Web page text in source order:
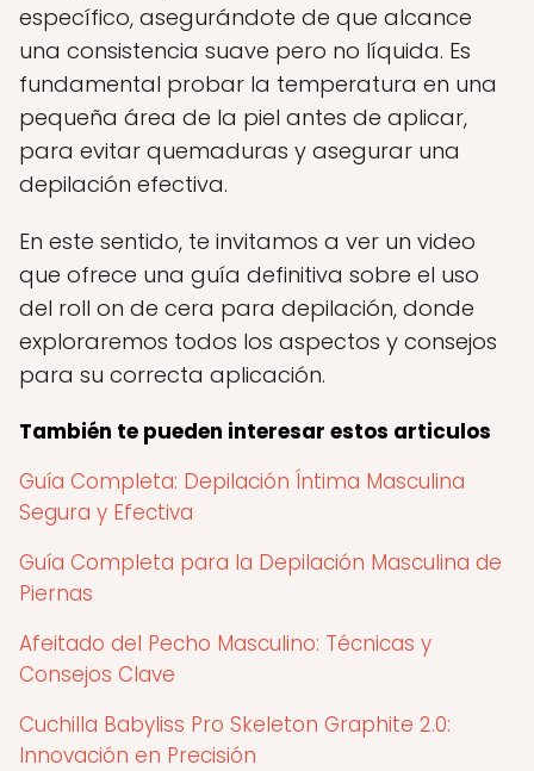
específico, asegurándote de que alcance
una consistencia suave pero no líquida. Es
fundamental probar la temperatura en una
pequeña área de la piel antes de aplicar,
para evitar quemaduras y asegurar una
depilación efectiva.
En este sentido, te invitamos a ver un video
que ofrece una guía definitiva sobre el uso
del roll on de cera para depilación, donde
exploraremos todos los aspectos y consejos
para su correcta aplicación.
También te pueden interesar estos articulos
Guía Completa: Depilación Íntima Masculina
Segura y Efectiva
Guía Completa para la Depilación Masculina de
Piernas
Afeitado del Pecho Masculino: Técnicas y
Consejos Clave
Cuchilla Babyliss Pro Skeleton Graphite 2.0:
Innovación en Precisión